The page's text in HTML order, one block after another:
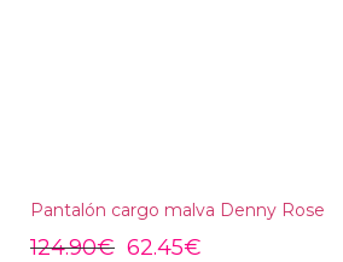
Pantalón cargo malva Denny Rose
124.90€ 62.45€